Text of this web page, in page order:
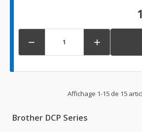
 
Affichage 1-15 de 15
Brother DCP Series